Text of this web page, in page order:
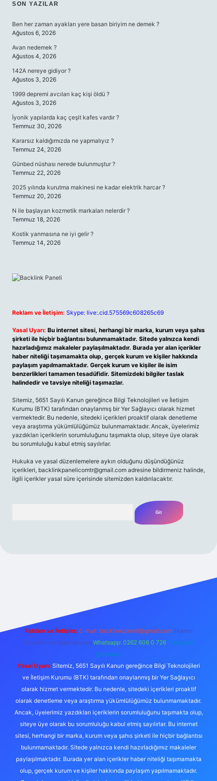
SIDEBAR
SON YAZILAR
Ben her zaman ayakları yere basan biriyim ne demek ?
Ağustos 6, 2026
Avan nedemek ?
Ağustos 4, 2026
142A nereye gidiyor ?
Ağustos 3, 2026
1999 depremi avcıları kaç kişi öldü ?
Ağustos 3, 2026
İyonik yapılarda kaç çeşit kafes vardır ?
Temmuz 30, 2026
Kararsız kaldığımızda ne yapmalıyız ?
Temmuz 24, 2026
Günbed nüshası nerede bulunmuştur ?
Temmuz 22, 2026
2025 yılında kurutma makinesi ne kadar elektrik harcar ?
Temmuz 20, 2026
N ile başlayan kozmetik markaları nelerdir ?
Temmuz 18, 2026
Kostik yanmasına ne iyi gelir ?
Temmuz 14, 2026
Reklam ve İletişim: Skype: live:.cid.575569c608265c69
Yasal Uyarı: Bu internet sitesi, herhangi bir marka, kurum veya şahıs
şirketi ile hiçbir bağlantısı bulunmamaktadır. Sitede yalnızca kendi
hazırladığımız makaleler paylaşılmaktadır. Burada yer alan içerikler
haber niteliği taşımamakta olup, gerçek kurum ve kişiler hakkında
paylaşım yapılmamaktadır. Gerçek kurum ve kişiler ile isim
benzerlikleri tamamen tesadüfidir. Sitemizdeki bilgiler taslak
halindedir ve tavsiye niteliği taşımazlar.
Sitemiz, 5651 Sayılı Kanun gereğince Bilgi Teknolojileri ve İletişim
Kurumu (BTK) tarafından onaylanmış bir Yer Sağlayıcı olarak hizmet
vermektedir. Bu nedenle, sitedeki içerikleri proaktif olarak denetleme
veya araştırma yükümlülüğümüz bulunmamaktadır. Ancak, üyelerimiz
yazdıkları içeriklerin sorumluluğunu taşımakta olup, siteye üye olarak
bu sorumluluğu kabul etmiş sayılırlar.
Hukuka ve yasal düzenlemelere aykırı olduğunu düşündüğünüz
içerikleri, backlinkpanelicomtr@gmail.com adresine bildirmeniz halinde,
ilgili içerikler yasal süre içerisinde sitemizden kaldırılacaktır.
Reklam ve İletişim: E-mail: backlinkpaneli@gmail.com Teams:
forumhizmeti@gmail.com Whatsapp: 0262 606 0 726 Telegram:
@karabul
Yasal Uyarı: Sitemiz, 5651 Sayılı Kanun gereğince Bilgi Teknolojileri
ve İletişim Kurumu (BTK) tarafından onaylanmış bir Yer Sağlayıcı
olarak hizmet vermektedir. Bu nedenle, sitedeki içerikleri proaktif
olarak denetleme veya araştırma yükümlülüğümüz bulunmamaktadır.
Ancak, üyelerimiz yazdıkları içeriklerin sorumluluğunu taşımakta olup,
siteye üye olarak bu sorumluluğu kabul etmiş sayılırlar. Bu internet
sitesi, herhangi bir marka, kurum veya şahıs şirketi ile hiçbir bağlantısı
bulunmamaktadır. Sitede yalnızca kendi hazırladığımız makaleler
paylaşılmaktadır. Burada yer alan içerikler haber niteliği taşımamakta
olup, gerçek kurum ve kişiler hakkında paylaşım yapılmamaktadır.